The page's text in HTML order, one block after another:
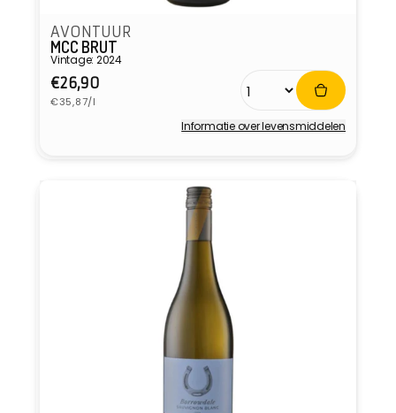
AVONTUUR
MCC BRUT
Vintage: 2024
Normale
prijs
€26,90
Eenheidsprijs
€35,87/l
Informatie over levensmiddelen